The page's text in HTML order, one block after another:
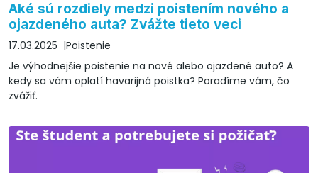
Aké sú rozdiely medzi poistením nového a
ojazdeného auta? Zvážte tieto veci
17.03.2025
Poistenie
Je výhodnejšie poistenie na nové alebo ojazdené auto? A
kedy sa vám oplatí havarijná poistka? Poradíme vám, čo
zvážiť.